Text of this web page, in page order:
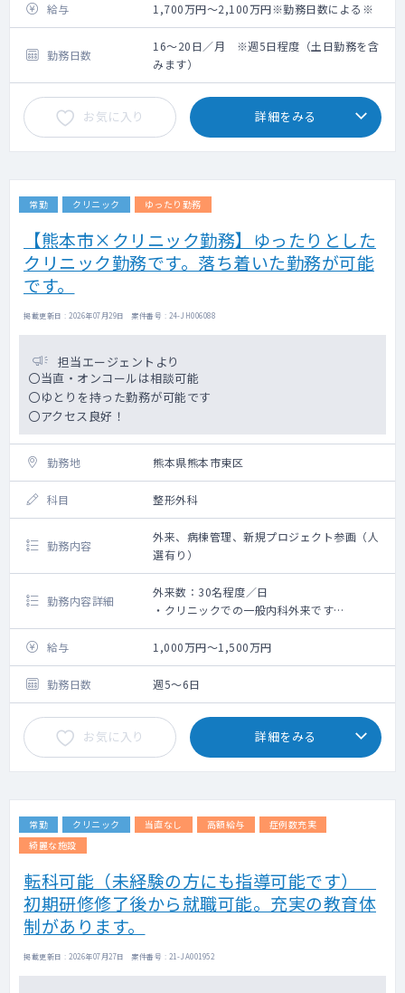
給与 1,700万円～2,100万円※勤務日数による※
勤務日数
16～20日／月 ※週5日程度（土日勤務を含
みます）
お気に入り 詳細をみる
常勤 クリニック ゆったり勤務
【熊本市×クリニック勤務】ゆったりとした
クリニック勤務です。落ち着いた勤務が可能
です。
掲載更新日 : 2026年07月29日 案件番号 : 24-JH006088
担当エージェントより
〇当直・オンコールは相談可能
〇ゆとりを持った勤務が可能です
〇アクセス良好！
勤務地 熊本県熊本市東区
科目 整形外科
勤務内容
外来、病棟管理、新規プロジェクト参画（人
選有り）
勤務内容詳細
外来数：30名程度／日
・クリニックでの一般内科外来です
・有床診療所のため、病棟対応もございます
・当直・オンコールは応相談です
給与 1,000万円～1,500万円
勤務日数 週5～6日
お気に入り 詳細をみる
常勤 クリニック 当直なし 高額給与
症例数充実
綺麗な施設
転科可能（未経験の方にも指導可能です）
初期研修修了後から就職可能。充実の教育体
制があります。
掲載更新日 : 2026年07月27日 案件番号 : 21-JA001952